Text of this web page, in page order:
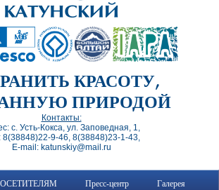
КРАСОТУ,
ПРИРОДОЙ
Контакты:
с. Усть-Кокса, ул. Заповедная, 1,
8(38848)22-9-46, 8(38848)23-1-43,
E-mail: katunskiy@mail.ru
Пресс-центр Галерея